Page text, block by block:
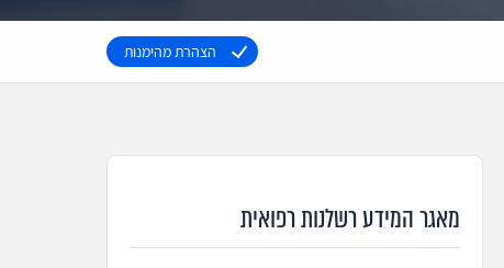
הצהרת מהימנות
מאגר המידע רשלנות רפואית